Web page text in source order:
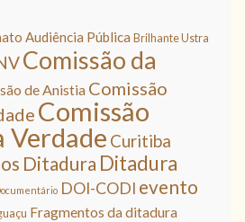
Audiência Pública Brilhante Ustra
Comissão da
de Anistia Comissão
Comissão
Verdade Curitiba
Ditadura Ditadura
DOI-CODI evento
Fragmentos da ditadura